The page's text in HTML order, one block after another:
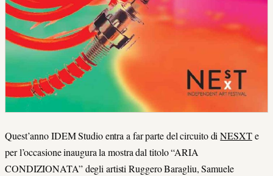
Quest’anno IDEM Studio entra a far parte del circuito diNESXTe
per l’occasione inaugura la mostra dal titolo “ARIA
CONDIZIONATA” degli artisti Ruggero Baragliu, Samuele